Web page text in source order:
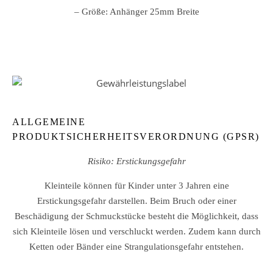
– Größe: Anhänger 25mm Breite
ALLGEMEINE
PRODUKTSICHERHEITSVERORDNUNG (GPSR)
Risiko: Erstickungsgefahr
Kleinteile können für Kinder unter 3 Jahren eine
Erstickungsgefahr darstellen. Beim Bruch oder einer
Beschädigung der Schmuckstücke besteht die Möglichkeit, dass
sich Kleinteile lösen und verschluckt werden. Zudem kann durch
Ketten oder Bänder eine Strangulationsgefahr entstehen.